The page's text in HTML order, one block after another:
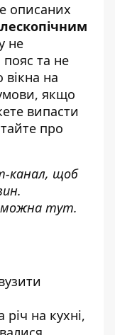
описаних
не
пояс та не
вікна на
якщо
випасти
про
канал, щоб
можна тут.
річ на кухні,